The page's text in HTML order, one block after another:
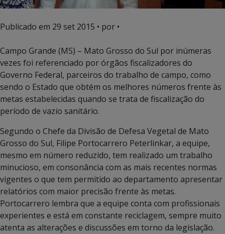
Publicado em 29 set 2015 • por •
Campo Grande (MS) – Mato Grosso do Sul por inúmeras
vezes foi referenciado por órgãos fiscalizadores do
Governo Federal, parceiros do trabalho de campo, como
sendo o Estado que obtém os melhores números frente às
metas estabelecidas quando se trata de fiscalização do
período de vazio sanitário.
Segundo o Chefe da Divisão de Defesa Vegetal de Mato
Grosso do Sul, Filipe Portocarrero Peterlinkar, a equipe,
mesmo em número reduzido, tem realizado um trabalho
minucioso, em consonância com as mais recentes normas
vigentes o que tem permitido ao departamento apresentar
relatórios com maior precisão frente às metas.
Portocarrero lembra que a equipe conta com profissionais
experientes e está em constante reciclagem, sempre muito
atenta as alterações e discussões em torno da legislação.